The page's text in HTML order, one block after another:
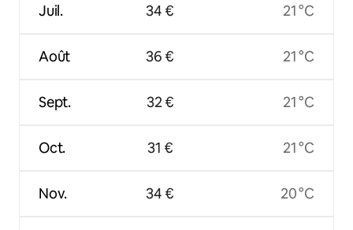
Juil.
Août
Sept.
Oct.
Nov.
34 €
36 €
32 €
31 €
34 €
21 °C
21 °C
21 °C
21 °C
20 °C